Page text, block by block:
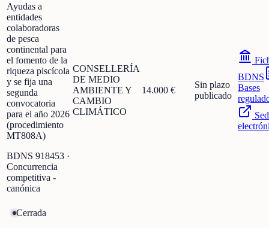
Ayudas a
entidades
colaboradoras
de pesca
continental para
el fomento de la
riqueza piscícola
y se fija una
segunda
convocatoria
para el año 2026
(procedimiento
MT808A)
BDNS 918453 ·
Concurrencia
competitiva -
canónica
CONSELLERÍA
DE MEDIO
AMBIENTE Y
CAMBIO
CLIMÁTICO
14.000 €
Sin plazo
publicado
BDNS
Bases
Cerrada